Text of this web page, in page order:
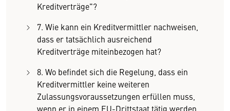
Kreditverträge"?
7. Wie kann ein Kreditvermittler nachweisen,
dass er tatsächlich ausreichend
Kreditverträge miteinbezogen hat?
8. Wo befindet sich die Regelung, dass ein
Kreditvermittler keine weiteren
Zulassungsvoraussetzungen erfüllen muss,
wenn er in einem EU-Drittstaat tätig werden